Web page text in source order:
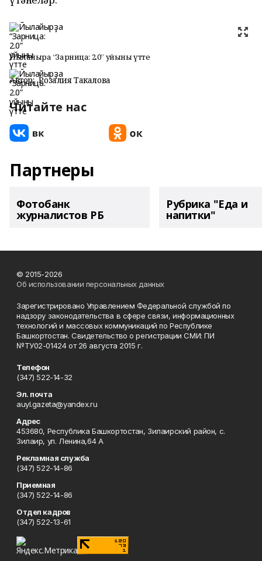
Йылайырҙа “Зарница: 2.0” уйыны үтте
Автор: Розалия Такалова
Читайте нас
Партнеры
Фотобанк
журналистов РБ
Рубрика "Еда и
напитки"
© 2015-2026
Об использовании персональных данных
Зарегистрировано Управлением Федеральной службой по
надзору законодательства в сфере связи, информационных
технологий и массовых коммуникаций по Республике
Башкортостан. Свидетельство о регистрации СМИ: ПИ
№ТУ02-01424 от 26 августа 2015 г.
Телефон
(347) 522-14-32
Эл. почта
auyl.gazeta@yandex.ru
Адрес
453680, Республика Башкортостан, Зилаирский район, с.
Зилаир, ул. Ленина,64 А
Рекламная служба
(347) 522-14-86
Приемная
(347) 522-14-86
Отдел кадров
(347) 522-13-61